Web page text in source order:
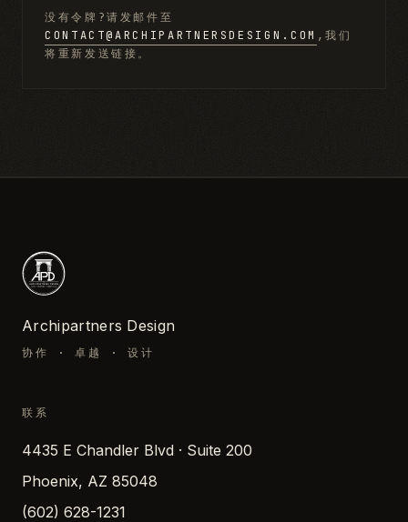
没有令牌?请发邮件至
CONTACT@ARCHIPARTNERSDESIGN.COM ,我们
将重新发送链接。
Archipartners Design
协作 · 卓越 · 设计
联系
4435 E Chandler Blvd · Suite 200
Phoenix, AZ 85048
(602) 628-1231